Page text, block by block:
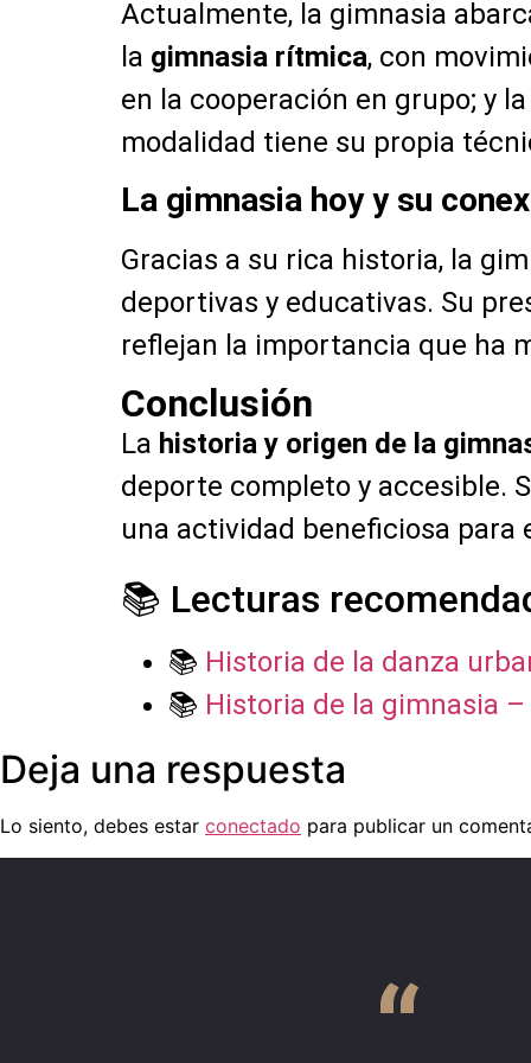
Actualmente, la gimnasia
la gimnasia rítmica, con
en la cooperación en grupo; y
modalidad tiene su propia
La gimnasia hoy y su
Gracias a su rica historia, la
deportivas y educativas. Su
reflejan la importancia que ha
Conclusión
La historia y origen de la
deporte completo y accesible.
una actividad beneficiosa para
📚 Lecturas
📚 Historia de la danza
📚 Historia de la gimnasia
Deja una respuesta
Lo siento, debes estar conectado para publicar un
“